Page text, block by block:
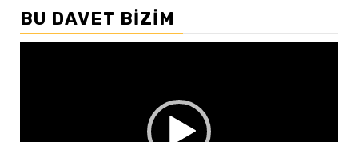
BU DAVET BIZIM